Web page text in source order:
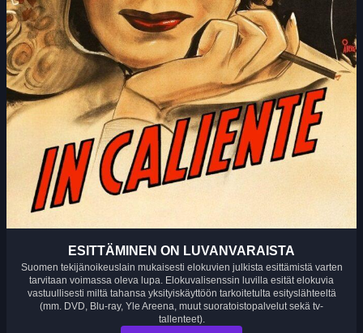
ESITTÄMINEN ON LUVANVARAISTA
Suomen tekijänoikeuslain mukaisesti elokuvien julkista esittämistä varten
tarvitaan voimassa oleva lupa. Elokuvalisenssin luvilla esität elokuvia
vastuullisesti miltä tahansa yksityiskäyttöön tarkoitetulta esityslähteeltä
(mm. DVD, Blu-ray, Yle Areena, muut suoratoistopalvelut sekä tv-
tallenteet).